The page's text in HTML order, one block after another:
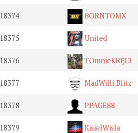
18374 BORNTOMX
18375 United
18376 TOmnieKRĘCI
18377 MadWilli Blitz
18378 PPAGE88
18379 KisielWisla